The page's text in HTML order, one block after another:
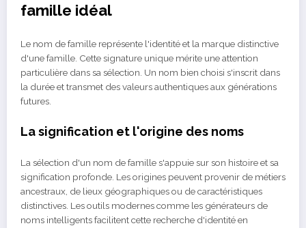
famille idéal
Le nom de famille représente l'identité et la marque distinctive
d'une famille. Cette signature unique mérite une attention
particulière dans sa sélection. Un nom bien choisi s'inscrit dans
la durée et transmet des valeurs authentiques aux générations
futures.
La signification et l'origine des noms
La sélection d'un nom de famille s'appuie sur son histoire et sa
signification profonde. Les origines peuvent provenir de métiers
ancestraux, de lieux géographiques ou de caractéristiques
distinctives. Les outils modernes comme les générateurs de
noms intelligents facilitent cette recherche d'identité en